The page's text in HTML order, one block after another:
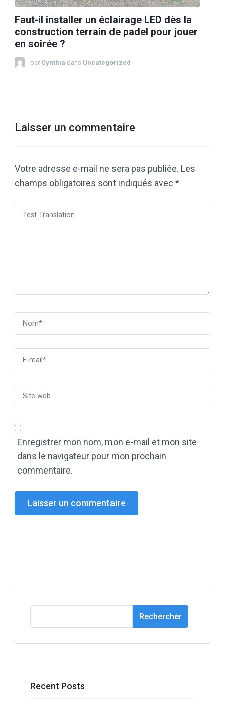
Faut-il installer un éclairage LED dès la
construction terrain de padel pour jouer
en soirée ?
par Cynthia dans Uncategorized
Laisser un commentaire
Votre adresse e-mail ne sera pas publiée. Les
champs obligatoires sont indiqués avec *
Enregistrer mon nom, mon e-mail et mon site
dans le navigateur pour mon prochain
commentaire.
Rechercher
Recent Posts